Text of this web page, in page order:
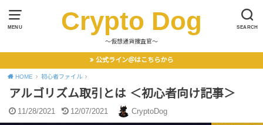
MENU SEARCH
Crypto Dog
〜仮想通貨捜査官〜
公式ライン＠はこちらから
HOME 初心者ファイル
アルゴリズム取引とは ＜初心者向け記事＞
11/28/2021 12/07/2021 CryptoDog